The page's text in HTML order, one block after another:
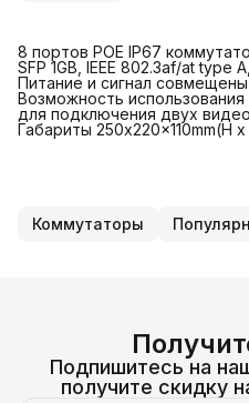
8 портов POE IP67
SFP 1GB, IEEE 802.3af/at type
Питание и сигнал совмещены
Возможность
для подключения двух
Габариты 250x220x110mm(H
Коммутаторы
Подпишитесь на
получите скидку